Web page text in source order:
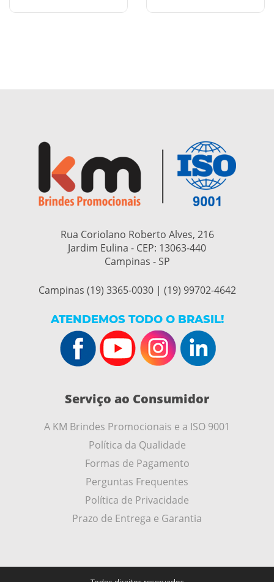
Rua Coriolano Roberto Alves, 216
Jardim Eulina - CEP: 13063-440
Campinas - SP
Campinas (19) 3365-0030 | (19) 99702-4642
ATENDEMOS TODO O BRASIL!
Serviço ao Consumidor
A KM Brindes Promocionais e a ISO 9001
Política da Qualidade
Formas de Pagamento
Perguntas Frequentes
Política de Privacidade
Prazo de Entrega e Garantia